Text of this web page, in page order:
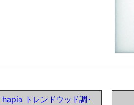
hapia トレンドウッド調･